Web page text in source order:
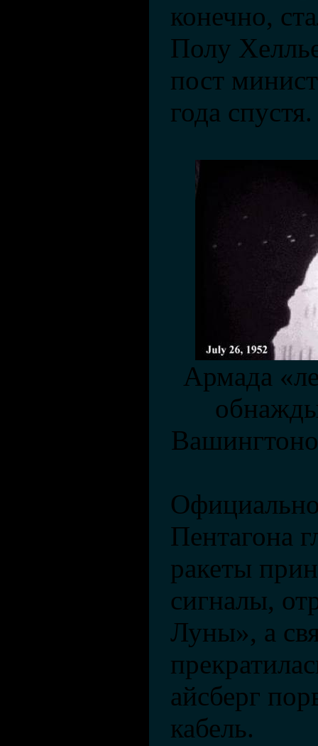
конечно,
Полу
пост
года спустя.
Армада
Пентагона
ракеты
сигналы,
Луны», а
айсберг
кабель.